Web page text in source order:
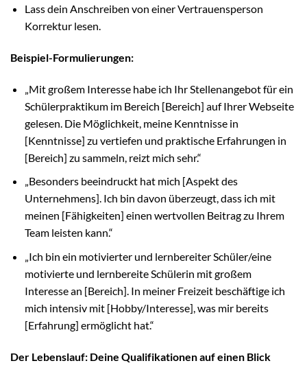
Lass dein Anschreiben von einer Vertrauensperson
Korrektur lesen.
Beispiel-Formulierungen:
„Mit großem Interesse habe ich Ihr Stellenangebot für ein
Schülerpraktikum im Bereich [Bereich] auf Ihrer Webseite
gelesen. Die Möglichkeit, meine Kenntnisse in
[Kenntnisse] zu vertiefen und praktische Erfahrungen in
[Bereich] zu sammeln, reizt mich sehr.“
„Besonders beeindruckt hat mich [Aspekt des
Unternehmens]. Ich bin davon überzeugt, dass ich mit
meinen [Fähigkeiten] einen wertvollen Beitrag zu Ihrem
Team leisten kann.“
„Ich bin ein motivierter und lernbereiter Schüler/eine
motivierte und lernbereite Schülerin mit großem
Interesse an [Bereich]. In meiner Freizeit beschäftige ich
mich intensiv mit [Hobby/Interesse], was mir bereits
[Erfahrung] ermöglicht hat.“
Der Lebenslauf: Deine Qualifikationen auf einen Blick